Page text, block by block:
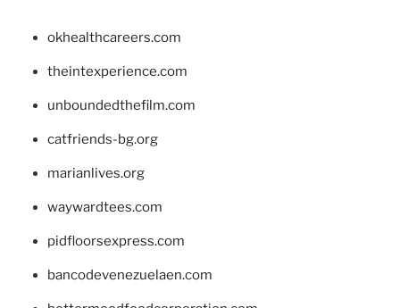
okhealthcareers.com
theintexperience.com
unboundedthefilm.com
catfriends-bg.org
marianlives.org
waywardtees.com
pidfloorsexpress.com
bancodevenezuelaen.com